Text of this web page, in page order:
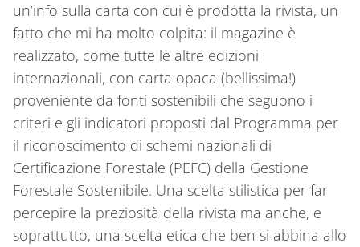
un’info sulla carta con cui è prodotta la rivista, un
fatto che mi ha molto colpita: il magazine è
realizzato, come tutte le altre edizioni
internazionali, con carta opaca (bellissima!)
proveniente da fonti sostenibili che seguono i
criteri e gli indicatori proposti dal Programma per
il riconoscimento di schemi nazionali di
Certificazione Forestale (PEFC) della Gestione
Forestale Sostenibile. Una scelta stilistica per far
percepire la preziosità della rivista ma anche, e
soprattutto, una scelta etica che ben si abbina allo